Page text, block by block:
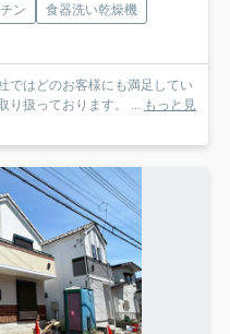
ン
食器洗い乾燥機
ではどのお客様にも満足してい
り扱っております。 ... もっと見